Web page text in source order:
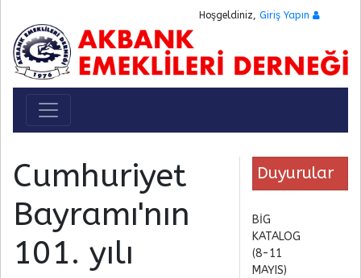
Hoşgeldiniz, Giriş Yapın
Toggle navigation
Cumhuriyet
Bayramı'nın
101. yılı
Duyurular
BİG
KATALOG
(8-11
MAYIS)